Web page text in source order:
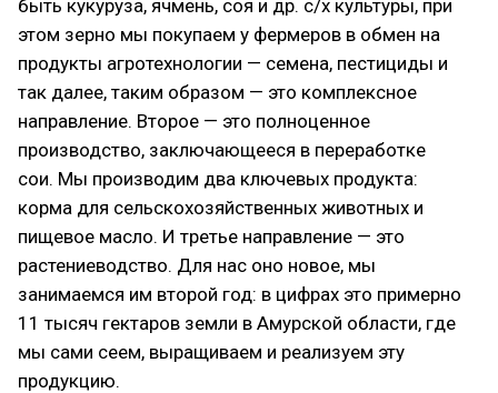
быть кукуруза, ячмень, соя и др. с/х культуры, при
этом зерно мы покупаем у фермеров в обмен на
продукты агротехнологии — семена, пестициды и
так далее, таким образом — это комплексное
направление. Второе — это полноценное
производство, заключающееся в переработке
сои. Мы производим два ключевых продукта:
корма для сельскохозяйственных животных и
пищевое масло. И третье направление — это
растениеводство. Для нас оно новое, мы
занимаемся им второй год: в цифрах это примерно
11 тысяч гектаров земли в Амурской области, где
мы сами сеем, выращиваем и реализуем эту
продукцию.